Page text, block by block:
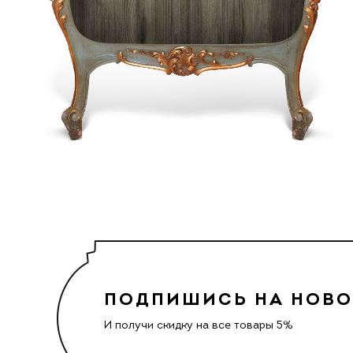
ПОДПИШИСЬ НА
И получи скидку на все товары 5%